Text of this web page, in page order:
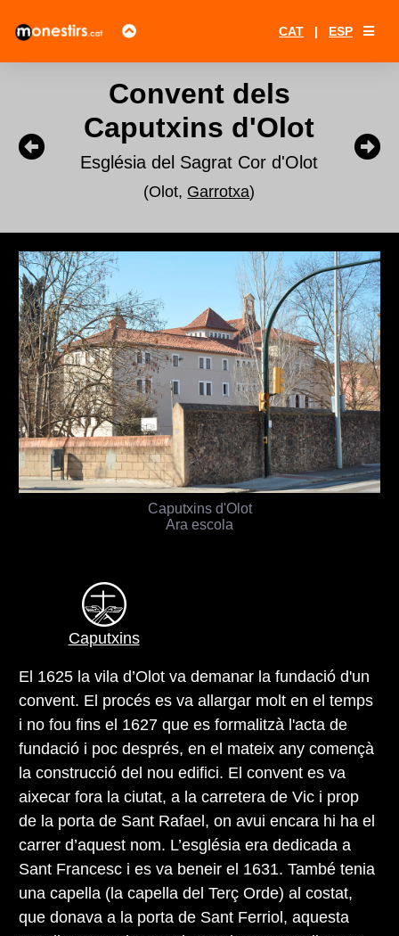
CAT | ESP
Convent dels
Caputxins d'Olot
Església del Sagrat Cor d'Olot
(Olot, Garrotxa)
Caputxins d'Olot
Ara escola
Caputxins
El 1625 la vila d’Olot va demanar la fundació d'un
convent. El procés es va allargar molt en el temps
i no fou fins el 1627 que es formalitzà l'acta de
fundació i poc després, en el mateix any començà
la construcció del nou edifici. El convent es va
aixecar fora la ciutat, a la carretera de Vic i prop
de la porta de Sant Rafael, on avui encara hi ha el
carrer d’aquest nom. L’església era dedicada a
Sant Francesc i es va beneir el 1631. També tenia
una capella (la capella del Terç Orde) al costat,
que donava a la porta de Sant Ferriol, aquesta